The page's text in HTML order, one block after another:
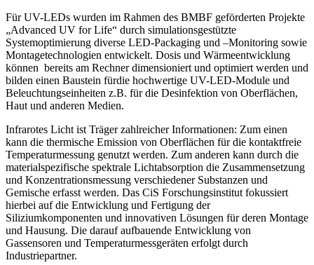
Für UV-LEDs wurden im Rahmen des BMBF geförderten Projekte
„Advanced UV for Life“ durch simulationsgestützte
Systemoptimierung diverse LED-Packaging und –Monitoring sowie
Montagetechnologien entwickelt. Dosis und Wärmeentwicklung
können bereits am Rechner dimensioniert und optimiert werden und
bilden einen Baustein fürdie hochwertige UV-LED-Module und
Beleuchtungseinheiten z.B. für die Desinfektion von Oberflächen,
Haut und anderen Medien.
Infrarotes Licht ist Träger zahlreicher Informationen: Zum einen
kann die thermische Emission von Oberflächen für die kontaktfreie
Temperaturmessung genutzt werden. Zum anderen kann durch die
materialspezifische spektrale Lichtabsorption die Zusammensetzung
und Konzentrationsmessung verschiedener Substanzen und
Gemische erfasst werden. Das CiS Forschungsinstitut fokussiert
hierbei auf die Entwicklung und Fertigung der
Siliziumkomponenten und innovativen Lösungen für deren Montage
und Hausung. Die darauf aufbauende Entwicklung von
Gassensoren und Temperaturmessgeräten erfolgt durch
Industriepartner.